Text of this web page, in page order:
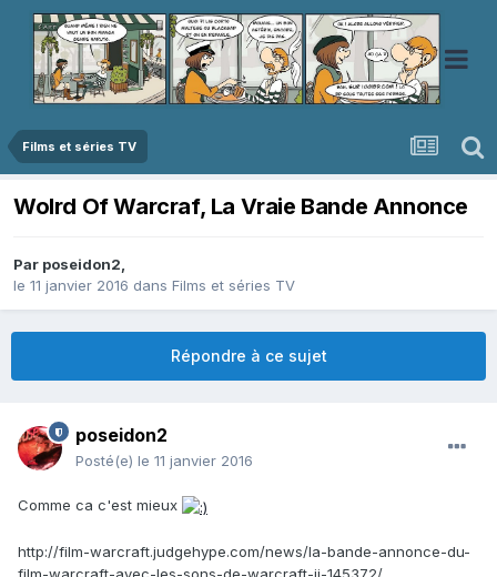
Films et séries TV
Wolrd Of Warcraf, La Vraie Bande Annonce
Par poseidon2,
le 11 janvier 2016 dans Films et séries TV
Répondre à ce sujet
poseidon2
Posté(e) le 11 janvier 2016
Comme ca c'est mieux
http://film-warcraft.judgehype.com/news/la-bande-annonce-du-